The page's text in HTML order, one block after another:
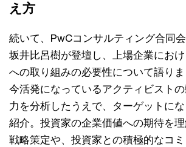
え方
続いて、PwCコンサルティング合同
坂井比呂樹が登壇し、上場企業にお
への取り組みの必要性について語り
今活発になっているアクティビスト
力を分析したうえで、ターゲットに
紹介。投資家の企業価値への期待を
戦略策定や、投資家との積極的なコ